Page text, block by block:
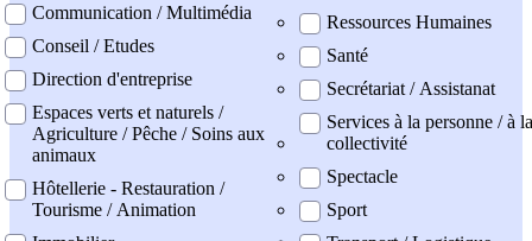
Communication / Multimédia
Conseil / Etudes
Direction d'entreprise
Espaces verts et naturels /
Agriculture / Pêche / Soins aux
animaux
Hôtellerie - Restauration /
Tourisme / Animation
Ressources Humaines
Santé
Secrétariat / Assistanat
Services à la personne / à la
collectivité
Spectacle
Sport